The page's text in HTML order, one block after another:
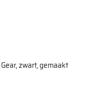
zwart, gemaakt